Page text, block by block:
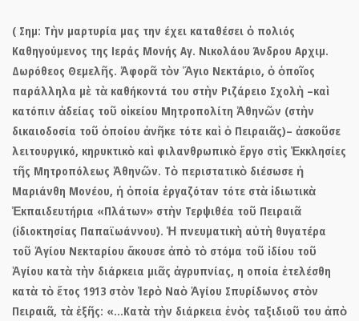
( Σημ: Τὴν μαρτυρία μας την έχει καταθέσει ὁ πολιός
Καθηγούμενος της Ιεράς Μονής Αγ. Νικολάου Άνδρου Αρχιμ.
Δωρόθεος Θεμελῆς. Ἀφορᾶ τὸν Ἅγιο Νεκτάριο, ὁ ὁποῖος
παράλληλα μὲ τὰ καθήκοντά του στὴν Ριζάρειο Σχολὴ –καὶ
κατόπιν ἀδείας τοῦ οἰκείου Μητροπολίτη Ἀθηνῶν (στὴν
δικαιοδοσία τοῦ ὁποίου ἀνῆκε τότε καὶ ὁ Πειραιᾶς)– ἀσκοῦσε
λειτουργικό, κηρυκτικὸ καὶ φιλανθρωπικὸ ἔργο στὶς Ἐκκλησίες
τῆς Μητροπόλεως Ἀθηνῶν. Τὸ περιστατικὸ διέσωσε ἡ
Μαριάνθη Μονέου, ἡ ὁποία ἐργαζόταν τότε στὰ ἰδιωτικὰ
Ἐκπαιδευτήρια «Πλάτων» στὴν Τερψιθέα τοῦ Πειραιᾶ
(ἰδιοκτησίας Παπαϊωάννου). Ἡ πνευματικὴ αὐτὴ θυγατέρα
τοῦ Ἁγίου Νεκταρίου ἄκουσε ἀπὸ τὸ στόμα τοῦ ἰδίου τοῦ
Ἁγίου κατὰ τὴν διάρκεια μιᾶς ἀγρυπνίας, η οποία ἐτελέσθη
κατὰ τὸ ἔτος 1913 στὸν Ἱερὸ Ναὸ Ἁγίου Σπυρίδωνος στὸν
Πειραιᾶ, τὰ ἑξῆς: «…Κατὰ τὴν διάρκεια ἑνὸς ταξιδιοῦ του ἀπὸ